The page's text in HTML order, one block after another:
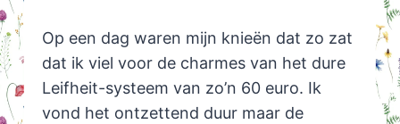
Op een dag waren mijn knieën dat zo zat
dat ik viel voor de charmes van het dure
Leifheit-systeem van zo’n 60 euro. Ik
vond het ontzettend duur maar de